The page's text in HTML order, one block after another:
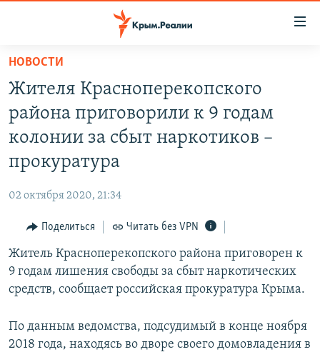
Вернуться
основному
содержанию
Вернутся
главной
Вернутся
поиску
СПЕЦПРОЕКТЫ
ВОДА
ИНТЕРАКТИВ
ИНФОГРАФИКА
ТЕЛЕПРОЕКТ КРЫМ.РЕАЛИИ
СОВЕТЫ ПРАВОЗАЩИТНИКОВ
ПОБЕДИТЕЛЕЙ НЕ СУДЯТ?
РАДІО СВОБОДА
КАК ОБОЙТИ БЛОКИРОВКУ
Українською
Qırımtatar
ПРИСОЕДИНЯЙТЕСЬ!
НОВОСТИ
Жителя Красноперекопского
района приговорили к 9 годам
колонии за сбыт наркотиков –
прокуратура
02 октября 2020, 21:34
Поделиться Читать без VPN
Житель Красноперекопского района приговорен к
9 годам лишения свободы за сбыт наркотических
средств, сообщает российская прокуратура Крыма.
По данным ведомства, подсудимый в конце ноября
2018 года, находясь во дворе своего домовладения в